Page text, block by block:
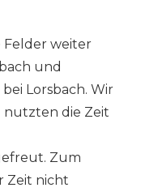
Felder weiter
und
Lorsbach. Wir
nutzten die Zeit
Zum
Zeit nicht